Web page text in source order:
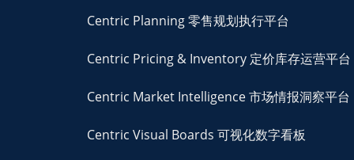
Centric Planning 零售规划执行平台
Centric Pricing & Inventory 定价库存运营平台
Centric Market Intelligence 市场情报洞察平台
Centric Visual Boards 可视化数字看板